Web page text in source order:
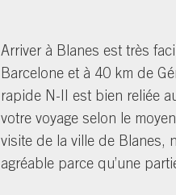
Arriver à Blanes est très
Barcelone et à 40 km de
rapide N-II est bien reliée
votre voyage selon le
visite de la ville de Blanes,
agréable parce qu’une